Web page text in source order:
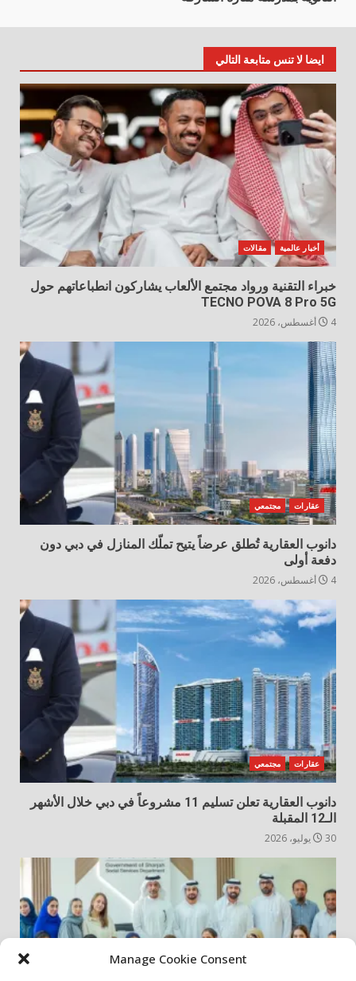
Manage Cookie Consent
ايضا لا تنس متابعة التالي
أخبار عالمية مقالات
خبراء التقنية ورواد مجتمع الألعاب يشاركون انطباعاتهم حول
TECNO POVA 8 Pro 5G
4 أغسطس، 2026
عقارات مجتمعي
دانوب العقارية تُطلق عرضاً يتيح تملّك المنازل في دبي دون
دفعة أولى
4 أغسطس، 2026
عقارات مجتمعي
دانوب العقارية تعلن تسليم 11 مشروعاً في دبي خلال الأشهر
الـ12 المقبلة
30 يوليو، 2026